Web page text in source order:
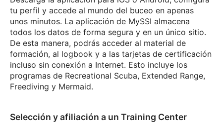
tu perfil y accede al mundo del buceo en apenas
unos minutos. La aplicación de MySSI almacena
todos los datos de forma segura y en un único sitio.
De esta manera, podrás acceder al material de
formación, al logbook y a las tarjetas de certificación
incluso sin conexión a Internet. Esto incluye los
programas de Recreational Scuba, Extended Range,
Freediving y Mermaid.
Selección y afiliación a un Training Center